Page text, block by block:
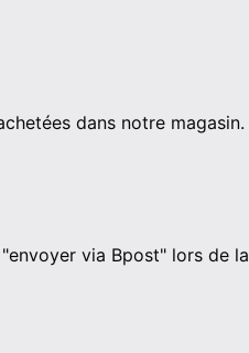
dans notre magasin.
via Bpost" lors de la